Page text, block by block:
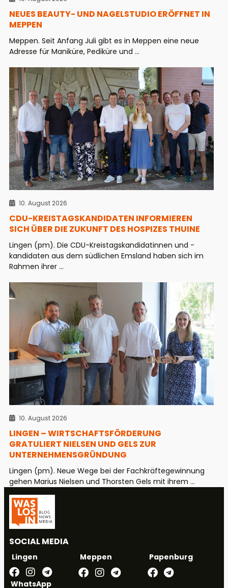
NEUES BEAUTY- UND NAGELSTUDIO ERÖFFNET IN
MEPPEN
Meppen. Seit Anfang Juli gibt es in Meppen eine neue
Adresse für Maniküre, Pediküre und ...
10. August 2026
CDU-KREISTAGSKANDIDATEN INFORMIEREN
SICH ÜBER DIE ZUKUNFT DES HOSPIZES THUINE
Lingen (pm). Die CDU-Kreistagskandidatinnen und -
kandidaten aus dem südlichen Emsland haben sich im
Rahmen ihrer ...
10. August 2026
LINGEN – WIRTSCHAFTSFÖRDERUNG
GRATULIERT NIELSEN UND GELS ZUR
UNTERNEHMENSGRÜNDUNG
Lingen (pm). Neue Wege bei der Fachkräftegewinnung
gehen Marius Nielsen und Thorsten Gels mit ihrem ...
SOCIAL MEDIA
Lingen Meppen Papenburg
WhatsApp